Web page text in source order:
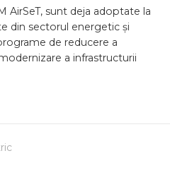
AirSeT, sunt deja adoptate la
din sectorul energetic și
de reducere a
a infrastructurii